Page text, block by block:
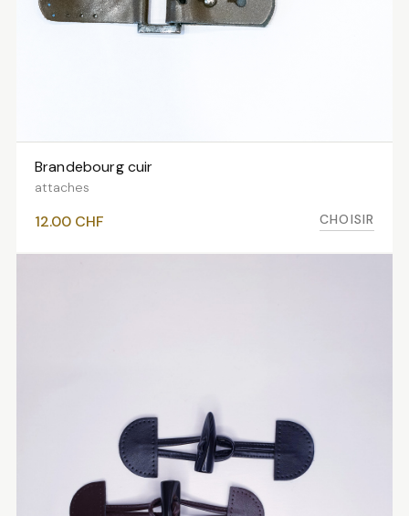
VOIR LES VARIANTES
Brandebourg cuir
attaches
12.00 CHF CHOISIR